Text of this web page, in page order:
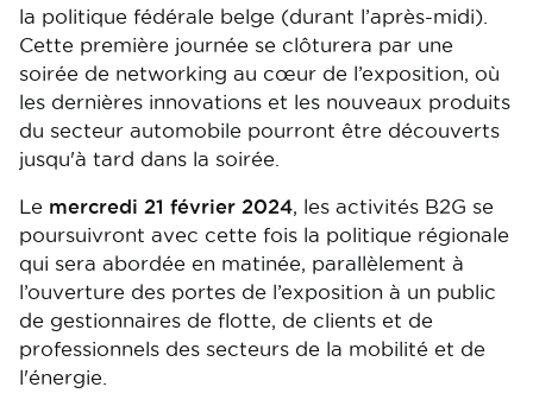
la politique fédérale belge (durant l’après-midi).
Cette première journée se clôturera par une
soirée de networking au cœur de l’exposition, où
les dernières innovations et les nouveaux produits
du secteur automobile pourront être découverts
jusqu'à tard dans la soirée.
Le mercredi 21 février 2024, les activités B2G se
poursuivront avec cette fois la politique régionale
qui sera abordée en matinée, parallèlement à
l’ouverture des portes de l’exposition à un public
de gestionnaires de flotte, de clients et de
professionnels des secteurs de la mobilité et de
l'énergie.